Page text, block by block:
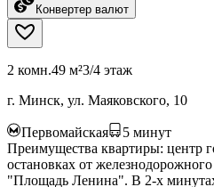
Конвертер валют
2 комн.49 м²3/4 этаж
г. Минск, ул. Маяковского, 10
Первомайская 5 минут
Преимущества квартиры: центр
остановках от
"Площадь Ленина". В 2-х